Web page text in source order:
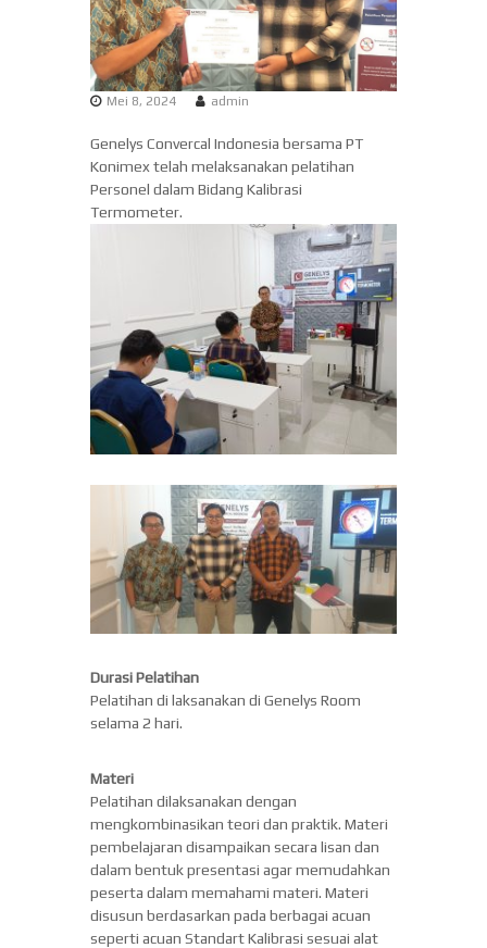
d
o
n
e
i
a
r
Q
u
a
l
y
Mei 8, 2024 admin
Genelys Convercal Indonesia bersama PT
Konimex telah melaksanakan pelatihan
Personel dalam Bidang Kalibrasi
Termometer.
Durasi Pelatihan
Pelatihan di laksanakan di Genelys Room
selama 2 hari.
Materi
Pelatihan dilaksanakan dengan
mengkombinasikan teori dan praktik. Materi
pembelajaran disampaikan secara lisan dan
dalam bentuk presentasi agar memudahkan
peserta dalam memahami materi. Materi
disusun berdasarkan pada berbagai acuan
seperti acuan Standart Kalibrasi sesuai alat